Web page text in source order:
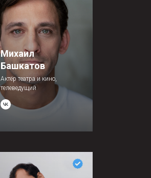
Михаил
Башкатов
Актёр театра и кино,
телеведущий